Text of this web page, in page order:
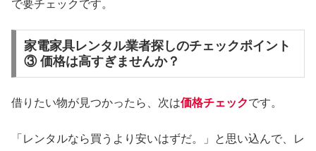
で要チェックです。
家電家具レンタル業者探しのチェックポイント
③ 価格は高すぎませんか？
借りたい物が見つかったら、次は価格チェックです。
「レンタルなら買うより安いはずだ。」と思い込んで、レ